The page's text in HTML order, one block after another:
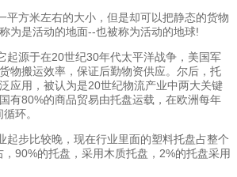
平方米左右的大小，但是却可以把静态的货物
为是活动的地面--也被称为活动的地球!
起源于在20世纪30年代太平洋战争，美国军
物搬运效率，保证后勤物资供应。尔后，托
应用，被认为是20世纪物流产业中两大关键
有80%的商品贸易由托盘运载，在欧洲每年
环。
起步比较晚，现在行业里面的塑料托盘占整个
，90%的托盘，采用木质托盘，2%的托盘采用